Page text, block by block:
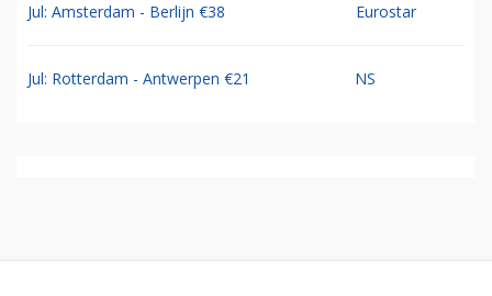
Jul: Amsterdam - Berlijn €38 Eurostar
Jul: Rotterdam - Antwerpen €21 NS